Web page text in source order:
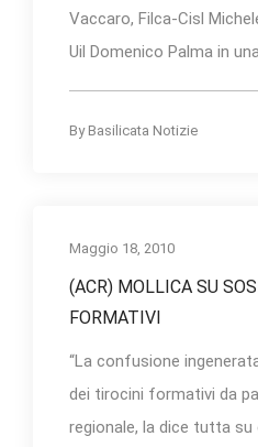
Vaccaro, Filca-Cisl
Uil Domenico Palma in
By Basilicata Notizie
Maggio 18, 2010
(ACR) MOLLICA SU
FORMATIVI
“La confusione
dei tirocini formativi da
regionale, la dice tutta su